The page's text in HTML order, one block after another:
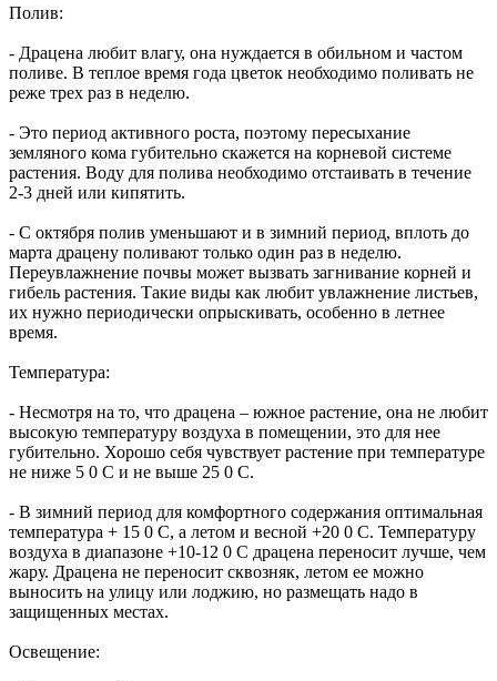
Полив:
- Драцена любит влагу, она нуждается в обильном и частом
поливе. В теплое время года цветок необходимо поливать не
реже трех раз в неделю.
- Это период активного роста, поэтому пересыхание
земляного кома губительно скажется на корневой системе
растения. Воду для полива необходимо отстаивать в течение
2-3 дней или кипятить.
- С октября полив уменьшают и в зимний период, вплоть до
марта драцену поливают только один раз в неделю.
Переувлажнение почвы может вызвать загнивание корней и
гибель растения. Такие виды как любит увлажнение листьев,
их нужно периодически опрыскивать, особенно в летнее
время.
Температура:
- Несмотря на то, что драцена – южное растение, она не любит
высокую температуру воздуха в помещении, это для нее
губительно. Хорошо себя чувствует растение при температуре
не ниже 5 0 С и не выше 25 0 С.
- В зимний период для комфортного содержания оптимальная
температура + 15 0 С, а летом и весной +20 0 С. Температуру
воздуха в диапазоне +10-12 0 С драцена переносит лучше, чем
жару. Драцена не переносит сквозняк, летом ее можно
выносить на улицу или лоджию, но размещать надо в
защищенных местах.
Освещение: